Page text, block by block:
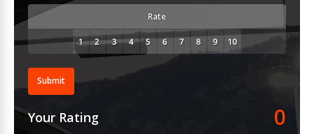
Rate
Submit
Your Rating 0